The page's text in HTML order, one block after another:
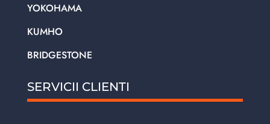
YOKOHAMA
KUMHO
BRIDGESTONE
SERVICII CLIENTI